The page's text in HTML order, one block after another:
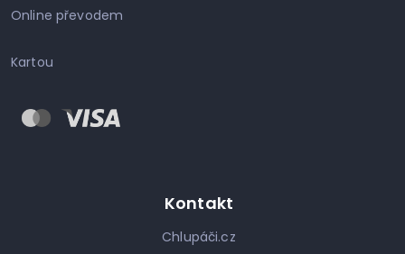
Online převodem
Kartou
Kontakt
Chlupáči.cz